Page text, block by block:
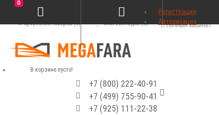
Личный кабинет
Мои закладки (0)
Сравнение товаров (0)
+7 (800) 222-40-91
+7 (499) 755-90-41
+7 (925) 111-22-38
Регистрация
Авторизация
0
В корзине пусто!